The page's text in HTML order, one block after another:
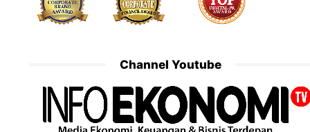
Channel Youtube